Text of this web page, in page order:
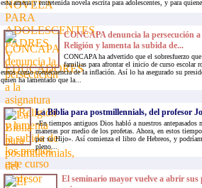
esta amena y entretenida novela escrita para adolescentes, y para
CONCAPA denuncia la persecución
Religión y lamenta la subida de...
CONCAPA ha advertido que el sobresfuerzo
familias para afrontar el inicio de curso escolar
euros como consecuencia de la inflación. Así lo ha asegurado su
quien ha lamentado que la...
La Biblia para postmillennials, del profesor
«En tiempos antiguos Dios habló a nuestros antepasados
maneras por medio de los profetas. Ahora, en estos
por su Hijo». Así comienza el libro de Hebreos, y
pleno...
El seminario mayor vuelve a abrir